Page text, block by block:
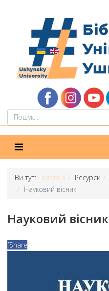
Ви тут: Головна Ресурси
Науковий вісник
Науковий вісник
fShare